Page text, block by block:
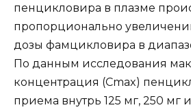
пенцикловира в плазме
пропорционально
дозы фамцикловира в
По данным исследования
концентрация (Сmax)
приема внутрь 125 мг, 250 мг